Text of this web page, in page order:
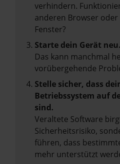
verhindern.
anderen Browser
Fenster?
Starte dein Gerät neu.
Das kann manchmal
vorübergehende
Stelle sicher, dass
Betriebssystem auf
sind.
Veraltete Software
Sicherheitsrisiko,
führen, dass
mehr unterstützt